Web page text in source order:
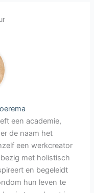
een academie,
de naam het
een werkcreator
met holistisch
en begeleidt
hun leven te